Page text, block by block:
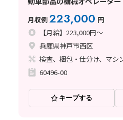
月収例223,000 円
【月給】223,000円～
兵庫県神戸市西区
検査、梱包・仕分け、マシ
60496-00
キープする